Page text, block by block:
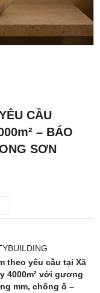
CẦU
– BÁO
SƠN
theo yêu cầu tại Xã
4000m² với gương
mm, chống ố –